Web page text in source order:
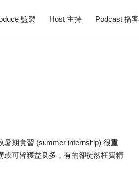
監製 Host 主持 Podcast 播客
期實習 (summer internship) 很重
或可皆獲益良多，有的卻徒然枉費精